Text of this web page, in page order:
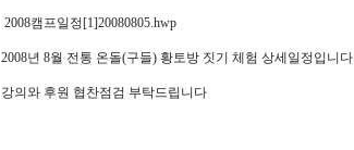
2008캠프일정[1]20080805.hwp
2008년 8월 전통 온돌(구들) 황토방 짓기 체험 상세일정입니다
강의와 후원 협찬점검 부탁드립니다